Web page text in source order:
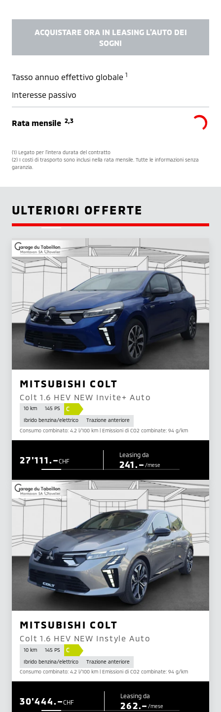
ACQUISTARE ORA IN LEASING L'AUTO DEI
SOGNI
Tasso annuo effettivo globale 1
Interesse passivo
Rata mensile 2,3
(1) Legato per l’intera durata del contratto
(2) I costi di trasporto sono inclusi nella rata mensile. Tutte le informazioni senza
garanzia.
ULTERIORI OFFERTE
MITSUBISHI COLT
Colt 1.6 HEV NEW Invite+ Auto
10 km 145 PS C
Ibrido benzina/elettrico
Trazione anteriore
Consumo combinato: 4.2 l/100 km | Emissioni di CO2 combinate: 94 g/km
CHF
27'111.– Leasing da
241.– /mese
MITSUBISHI COLT
Colt 1.6 HEV NEW Instyle Auto
10 km 145 PS C
Ibrido benzina/elettrico
Trazione anteriore
Consumo combinato: 4.2 l/100 km | Emissioni di CO2 combinate: 94 g/km
CHF
30'444.– Leasing da
262.–/mese